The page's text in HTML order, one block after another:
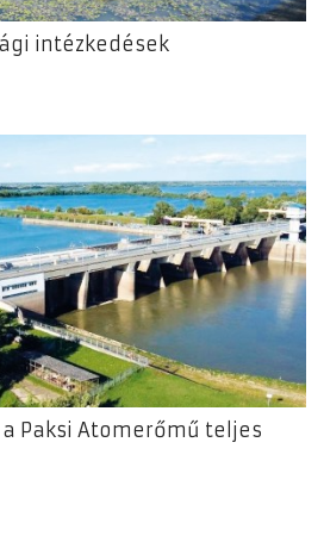
intézkedések
a Paksi Atomerőmű teljes